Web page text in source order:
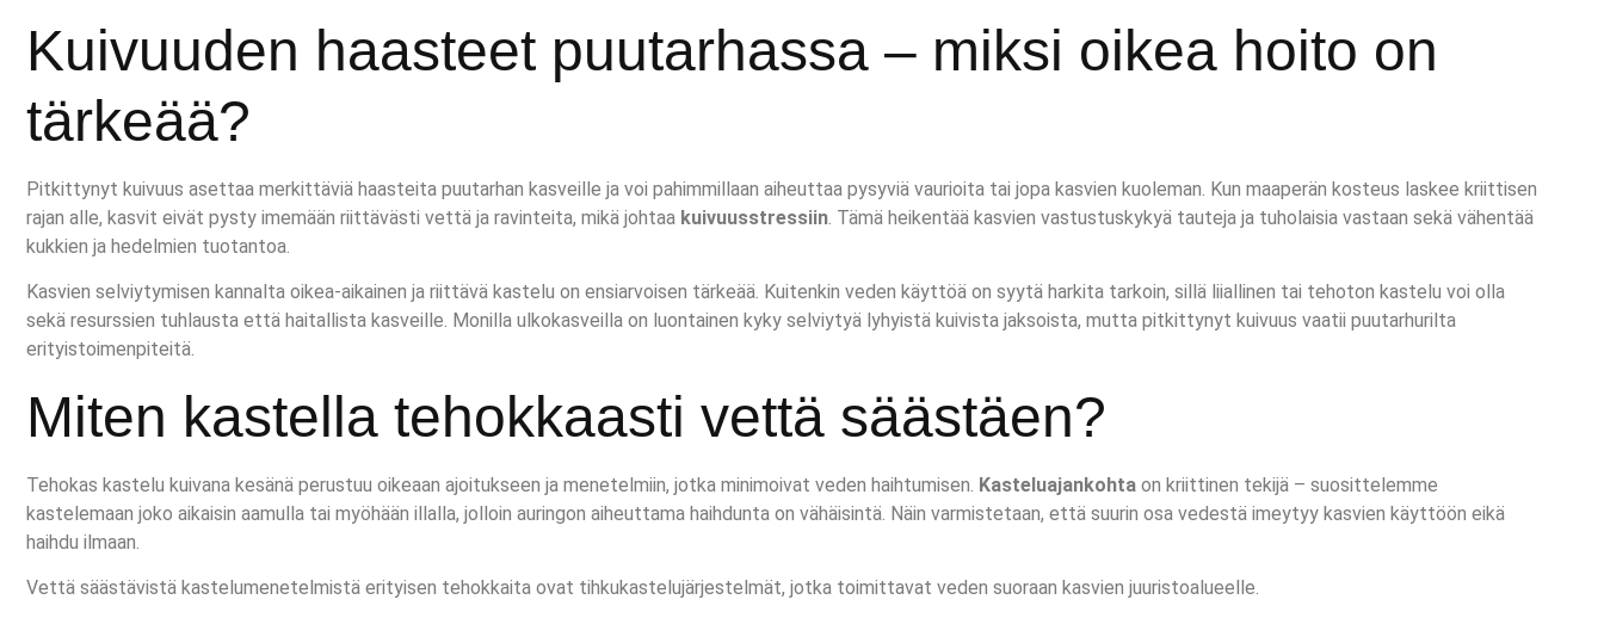
Kuivuuden haasteet puutarhassa – miksi oikea hoito on
tärkeää?
Pitkittynyt kuivuus asettaa merkittäviä haasteita puutarhan kasveille ja voi pahimmillaan aiheuttaa pysyviä vaurioita tai jopa kasvien kuoleman. Kun maaperän kosteus laskee kriittisen
rajan alle, kasvit eivät pysty imemään riittävästi vettä ja ravinteita, mikä johtaa kuivuusstressiin. Tämä heikentää kasvien vastustuskykyä tauteja ja tuholaisia vastaan sekä vähentää
kukkien ja hedelmien tuotantoa.
Kasvien selviytymisen kannalta oikea-aikainen ja riittävä kastelu on ensiarvoisen tärkeää. Kuitenkin veden käyttöä on syytä harkita tarkoin, sillä liiallinen tai tehoton kastelu voi olla
sekä resurssien tuhlausta että haitallista kasveille. Monilla ulkokasveilla on luontainen kyky selviytyä lyhyistä kuivista jaksoista, mutta pitkittynyt kuivuus vaatii puutarhurilta
erityistoimenpiteitä.
Miten kastella tehokkaasti vettä säästäen?
Tehokas kastelu kuivana kesänä perustuu oikeaan ajoitukseen ja menetelmiin, jotka minimoivat veden haihtumisen. Kasteluajankohta on kriittinen tekijä – suosittelemme
kastelemaan joko aikaisin aamulla tai myöhään illalla, jolloin auringon aiheuttama haihdunta on vähäisintä. Näin varmistetaan, että suurin osa vedestä imeytyy kasvien käyttöön eikä
haihdu ilmaan.
Vettä säästävistä kastelumenetelmistä erityisen tehokkaita ovat tihkukastelujärjestelmät, jotka toimittavat veden suoraan kasvien juuristoalueelle.